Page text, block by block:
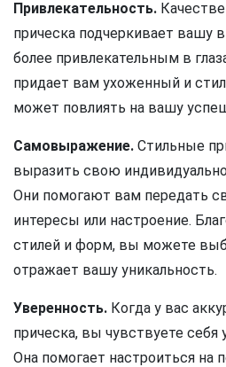
Привлекательность.
прическа подчеркивает вашу
более привлекательным в
придает вам ухоженный и
может повлиять на вашу
Самовыражение. Стильные
выразить свою
Они помогают вам передать
интересы или настроение.
стилей и форм, вы можете
отражает вашу уникальность.
Уверенность. Когда у вас
прическа, вы чувствуете
Она помогает настроиться на